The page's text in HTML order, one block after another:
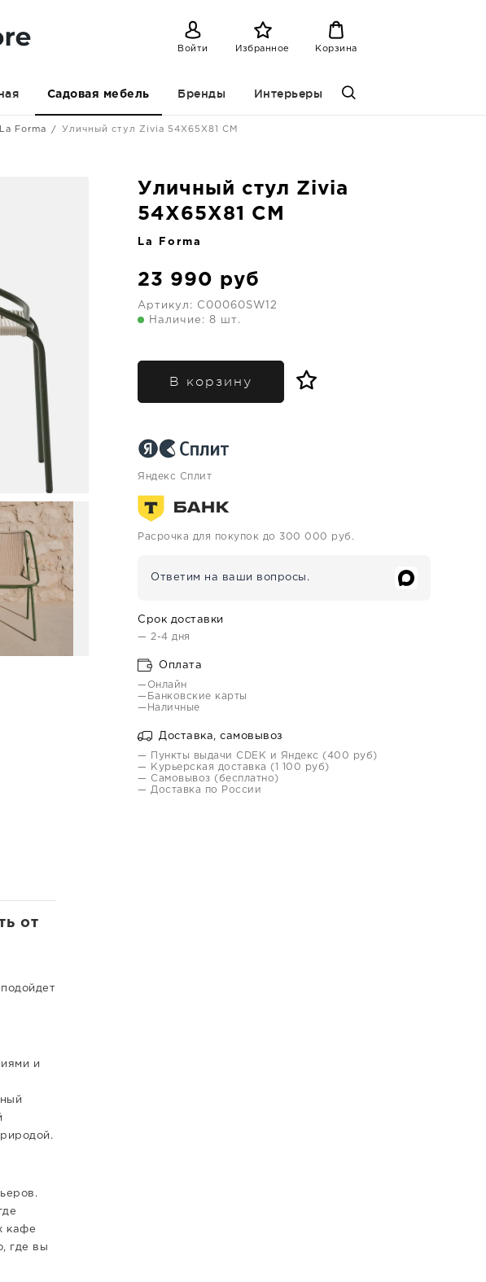
Войти Избранное Корзина
Садовая мебель Бренды Интерьеры
La Forma Уличный стул Zivia 54X65X81 CM
Уличный стул Zivia
54X65X81 CM
La Forma
23 990 руб
Артикул: C00060SW12
Наличие: 8 шт.
В корзину
Яндекс Сплит
Расрочка для покупок до 300 000 руб.
Ответим на ваши вопросы.
Срок доставки
— 2-4 дня
Оплата
—Онлайн
—Банковские карты
—Наличные
Доставка, самовывоз
— Пункты выдачи CDEK и Яндекс (400 руб)
— Курьерская доставка (1 100 руб)
— Самовывоз (бесплатно)
— Доставка по России
от
и
кафе
где вы